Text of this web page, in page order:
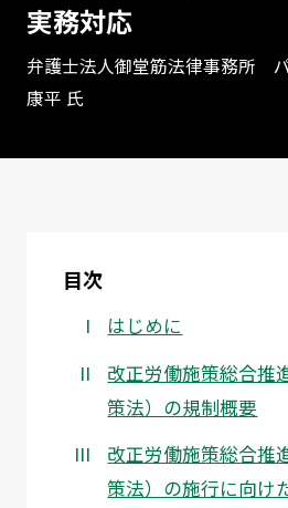
実務対応
弁護士法人御堂筋法律事務所
康平 氏
目次
はじめに
改正労働施策総合推
策法）の規制概要
改正労働施策総合推
策法）の施行に向け